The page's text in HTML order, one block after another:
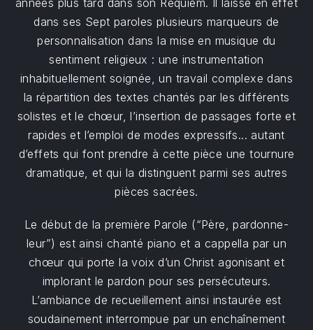
années plus tard dans son Requiem. Il laisse en effet
dans ses Sept paroles plusieurs marqueurs de
personnalisation dans la mise en musique du
sentiment religieux : une instrumentation
inhabituellement soignée, un travail complexe dans
la répartition des textes chantés par les différents
solistes et le chœur, l’insertion de passages forte et
rapides et l’emploi de modes expressifs... autant
d’effets qui font prendre à cette pièce une tournure
dramatique, et qui la distinguent parmi ses autres
pièces sacrées.
Le début de la première Parole (“Père, pardonne-
leur”) est ainsi chanté piano et a cappella par un
chœur qui porte la voix d’un Christ agonisant et
implorant le pardon pour ses persécuteurs.
L’ambiance de recueillement ainsi instaurée est
soudainement interrompue par un enchaînement